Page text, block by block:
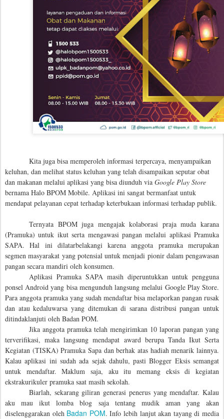
Kita juga bisa memperoleh informasi terpercaya, menyampaikan
keluhan, dan melihat status keluhan yang telah disampaikan seputar obat
dan makanan melalui aplikasi yang bisa diunduh via Google Play Store
bernama Halo BPOM Mobile. Aplikasi ini sangat bermanfaat untuk
mendapat pelayanan cepat terhadap keterbukaan informasi terhadap publik.
Ternyata BPOM juga mengajak kolaborasi praja muda karana
(Pramuka) untuk ikut serta mengawasi pangan melalui aplikasi Pramuka
SAPA. Hal ini dilatarbelakangi karena anggota pramuka merupakan
segmen masyarakat yang potensial untuk menjadi pionir dalam pengawasan
pangan secara mandiri oleh konsumen.
Aplikasi Pramuka SAPA masih diperuntukkan untuk pengguna
ponsel Android yang bisa mengunduh langsung melalui Google Play Store.
Para anggota pramuka yang sudah mendaftar bisa melaporkan pangan rusak
dan atau kedaluwarsa yang ditemukan di sarana distribusi pangan untuk
ditindaklanjuti oleh Badan POM.
Jika anggota pramuka telah mengirimkan 10 laporan pangan yang
terverifikasi, maka langsung mendapat award berupa Tanda Ikut Serta
Kegiatan (TISKA) Pramuka Sapa dan berhak atas hadiah menarik lainnya.
Kalau aplikasi ini sudah ada sejak dahulu, pasti Blogger Eksis semangat
untuk mendaftar. Maklum saja, aku itu memang eksis di kegiatan
ekstrakurikuler pramuka saat masih sekolah.
Biarlah, sekarang giliran generasi penerus yang mendaftar. Kalau
aku mau ikut lomba blog saja tentang mudik aman yang akan
diselenggarakan oleh Badan POM. Info lebih lanjut akan tayang di media